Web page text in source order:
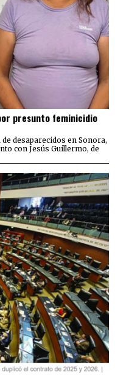
presunto feminicidio
desaparecidos en Sonora,
con Jesús Guillermo, de